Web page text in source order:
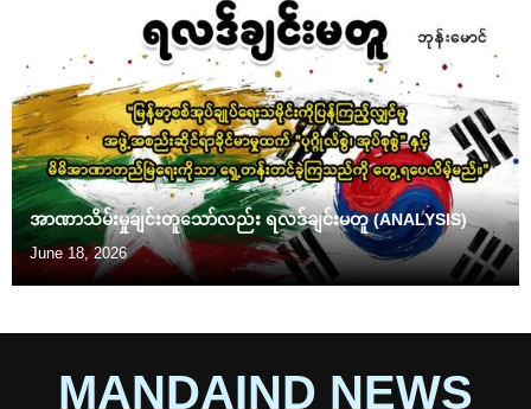
အာဏာသိမ်းမှုချင်းတူသော်လည်း ရလဒ်ချင်းမတူ (ANALYSIS)
June 18, 2026
MANDAIND NEWS